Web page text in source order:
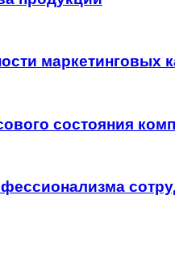
маркетинговых
состояния